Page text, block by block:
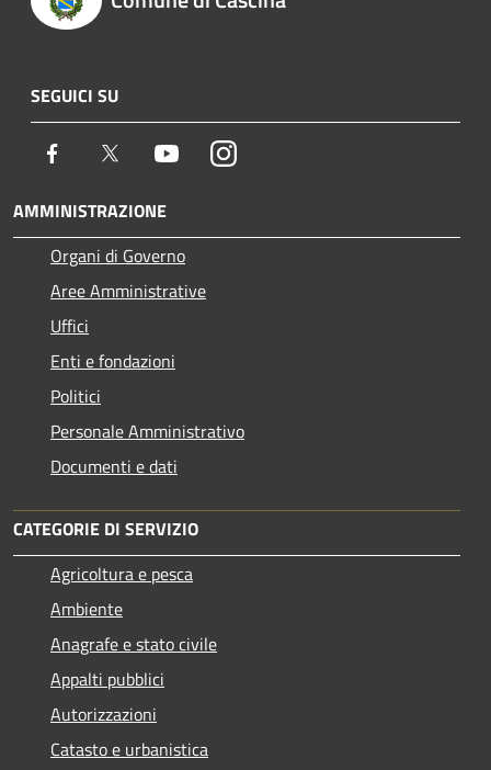
SEGUICI SU
Facebook Twitter YoutubeInstagram
AMMINISTRAZIONE
Organi di Governo
Aree Amministrative
Uffici
Enti e fondazioni
Politici
Personale Amministrativo
Documenti e dati
CATEGORIE DI SERVIZIO
Agricoltura e pesca
Ambiente
Anagrafe e stato civile
Appalti pubblici
Autorizzazioni
Catasto e urbanistica